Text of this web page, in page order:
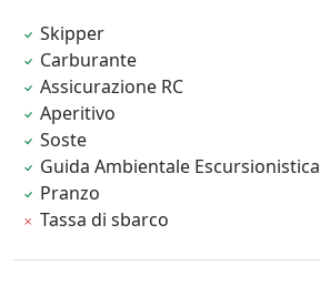
Skipper
Carburante
Assicurazione RC
Aperitivo
Soste
Guida Ambientale Escursionistica
Pranzo
Tassa di sbarco